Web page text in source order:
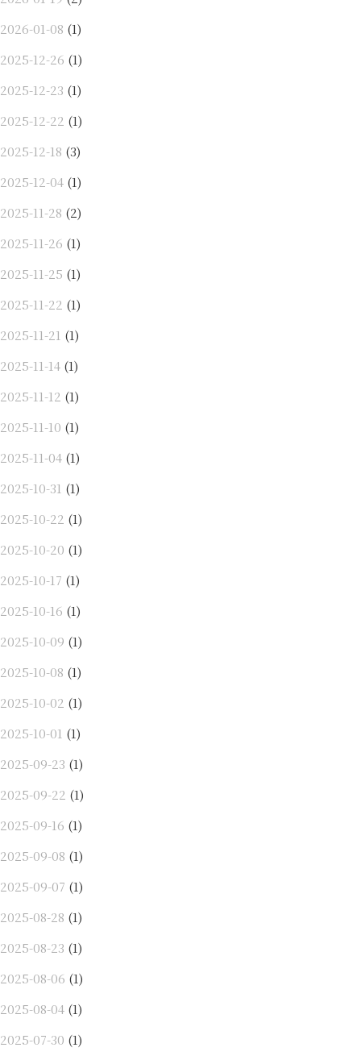
2026-01-08 (1)
2025-12-26 (1)
2025-12-23 (1)
2025-12-22 (1)
2025-12-18 (3)
2025-12-04 (1)
2025-11-28 (2)
2025-11-26 (1)
2025-11-25 (1)
2025-11-22 (1)
2025-11-21 (1)
2025-11-14 (1)
2025-11-12 (1)
2025-11-10 (1)
2025-11-04 (1)
2025-10-31 (1)
2025-10-22 (1)
2025-10-20 (1)
2025-10-17 (1)
2025-10-16 (1)
2025-10-09 (1)
2025-10-08 (1)
2025-10-02 (1)
2025-10-01 (1)
2025-09-23 (1)
2025-09-22 (1)
2025-09-16 (1)
2025-09-08 (1)
2025-09-07 (1)
2025-08-28 (1)
2025-08-23 (1)
2025-08-06 (1)
2025-08-04 (1)
2025-07-30 (1)